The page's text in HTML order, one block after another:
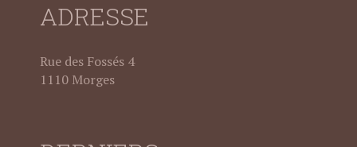
ADRESSE
Rue des Fossés 4
1110 Morges